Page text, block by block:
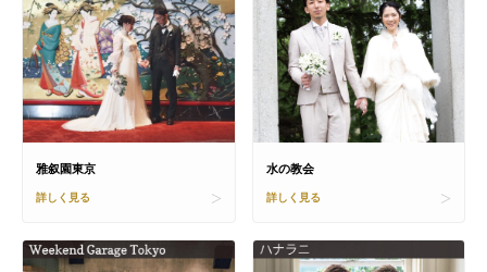
雅叙園東京
詳しく見る
水の教会
詳しく見る